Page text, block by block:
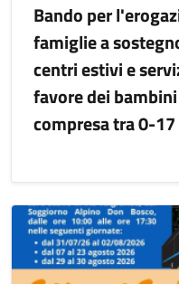
Bando per
famiglie a
centri estivi e
favore dei
compresa tra 0-